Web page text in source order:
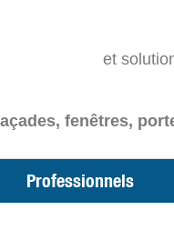
et
fenêtres,
Professionnels